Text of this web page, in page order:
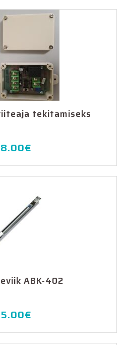
tekitamiseks
€
ABK-402
€